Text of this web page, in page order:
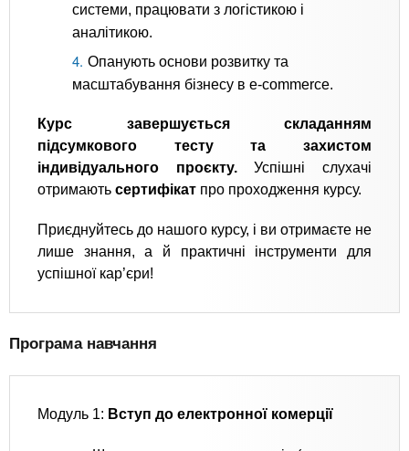
системи, працювати з логістикою і
аналітикою.
Опанують основи розвитку та
масштабування бізнесу в e-commerce.
Курс завершується складанням
підсумкового тесту та захистом
індивідуального проєкту.Успішні слухачі
отримають сертифікат про проходження курсу.
Приєднуйтесь до нашого курсу, і ви отримаєте не
лише знання, а й практичні інструменти для
успішної кар’єри!
Програма навчання
Модуль 1: Вступ до електронної комерції